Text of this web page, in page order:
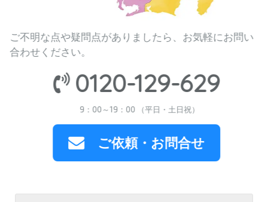
ご不明な点や疑問点がありましたら、お気軽にお問い
合わせください。
0120-129-629
9：00～19：00 （平日・土日祝）
ご依頼・お問合せ